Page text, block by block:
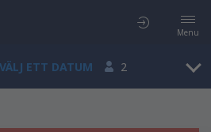
Menu
VÄLJ ETT DATUM 2